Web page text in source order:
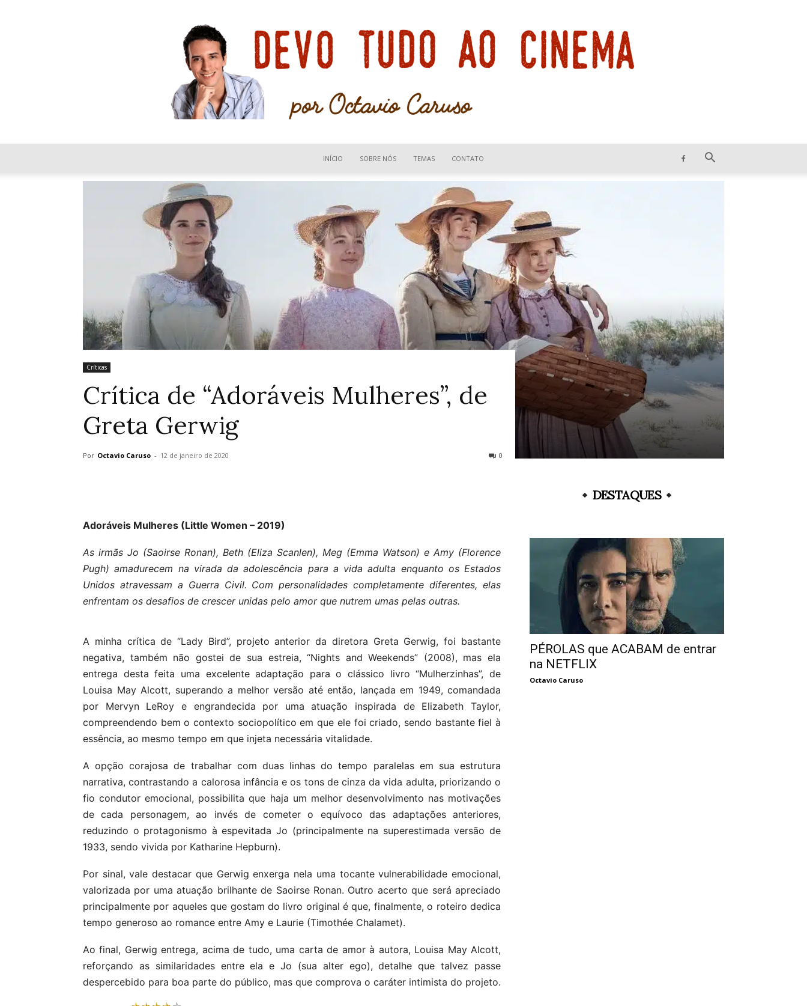
Devo
ao
INÍCIO SOBRE NÓS TEMAS CONTATO
Críticas
Crítica de “Adoráveis Mulheres”, de
Greta Gerwig
Por Octavio Caruso - 12 de janeiro de 2020 0
Adoráveis Mulheres (Little Women – 2019)
As irmãs Jo (Saoirse Ronan), Beth (Eliza Scanlen), Meg (Emma Watson) e Amy (Florence
Pugh) amadurecem na virada da adolescência para a vida adulta enquanto os Estados
Unidos atravessam a Guerra Civil. Com personalidades completamente diferentes, elas
enfrentam os desafios de crescer unidas pelo amor que nutrem umas pelas outras.
A minha crítica de “Lady Bird”, projeto anterior da diretora Greta Gerwig, foi bastante
negativa, também não gostei de sua estreia, “Nights and Weekends” (2008), mas ela
entrega desta feita uma excelente adaptação para o clássico livro “Mulherzinhas”, de
Louisa May Alcott, superando a melhor versão até então, lançada em 1949, comandada
por Mervyn LeRoy e engrandecida por uma atuação inspirada de Elizabeth Taylor,
compreendendo bem o contexto sociopolítico em que ele foi criado, sendo bastante fiel à
essência, ao mesmo tempo em que injeta necessária vitalidade.
A opção corajosa de trabalhar com duas linhas do tempo paralelas em sua estrutura
narrativa, contrastando a calorosa infância e os tons de cinza da vida adulta, priorizando o
fio condutor emocional, possibilita que haja um melhor desenvolvimento nas motivações
de cada personagem, ao invés de cometer o equívoco das adaptações anteriores,
reduzindo o protagonismo à espevitada Jo (principalmente na superestimada versão de
1933, sendo vivida por Katharine Hepburn).
Por sinal, vale destacar que Gerwig enxerga nela uma tocante vulnerabilidade emocional,
valorizada por uma atuação brilhante de Saoirse Ronan. Outro acerto que será apreciado
principalmente por aqueles que gostam do livro original é que, finalmente, o roteiro dedica
tempo generoso ao romance entre Amy e Laurie (Timothée Chalamet).
Ao final, Gerwig entrega, acima de tudo, uma carta de amor à autora, Louisa May Alcott,
reforçando as similaridades entre ela e Jo (sua alter ego), detalhe que talvez passe
despercebido para boa parte do público, mas que comprova o caráter intimista do projeto.
DESTAQUES
PÉROLAS que ACABAM de entrar
na NETFLIX
Octavio Caruso